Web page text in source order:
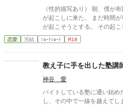
（性的描写あり） 朝、僕が
が起こしに来た。 まだ時間
が起こそうとする。 その起
恋愛 完結 ｼｮｰﾄｼｮｰﾄ R18
教え子に手を出した塾講
神谷 愛
バイトしている塾に通い始め
し、その中で一線を越えてし